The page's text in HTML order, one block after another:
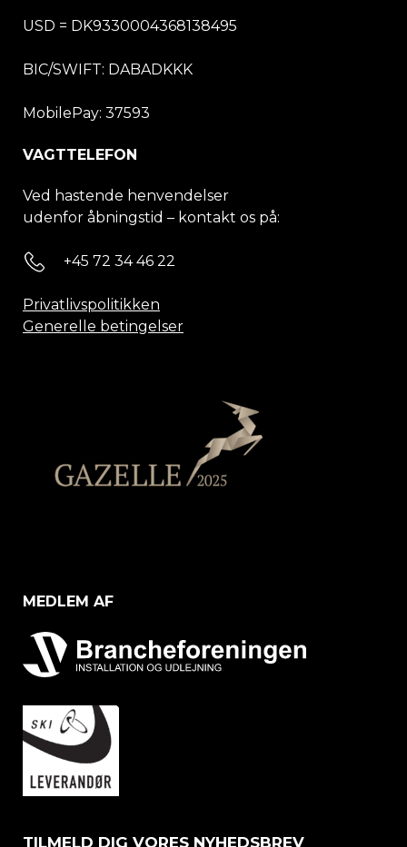
USD = DK9330004368138495
BIC/SWIFT: DABADKKK
MobilePay: 37593
VAGTTELEFON
Ved hastende henvendelser
udenfor åbningstid – kontakt os på:
+45 72 34 46 22
Privatlivspolitikken
Generelle betingelser
MEDLEM AF
TILMELD DIG VORES NYHEDSBREV